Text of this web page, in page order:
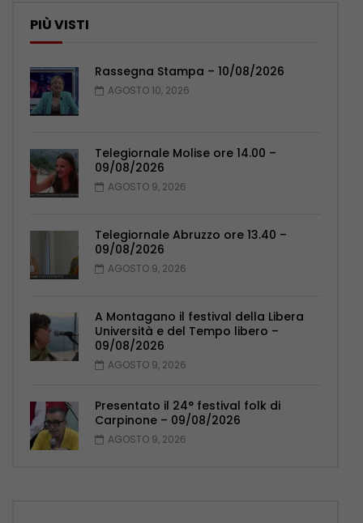
PIÙ VISTI
Rassegna Stampa – 10/08/2026
AGOSTO 10, 2026
Telegiornale Molise ore 14.00 –
09/08/2026
AGOSTO 9, 2026
Telegiornale Abruzzo ore 13.40 –
09/08/2026
AGOSTO 9, 2026
A Montagano il festival della Libera
Università e del Tempo libero –
09/08/2026
AGOSTO 9, 2026
Presentato il 24° festival folk di
Carpinone – 09/08/2026
AGOSTO 9, 2026